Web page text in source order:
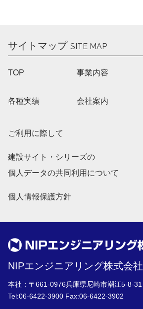
サイトマップ SITE MAP
TOP 事業内容
各種実績 会社案内
ご利用に際して
建設サイト・シリーズの
個人データの共同利用について
個人情報保護方針
NIPエンジニアリング株式会社
本社：〒661-0976兵庫県尼崎市潮江5-8-31
Tel:06-6422-3900 Fax:06-6422-3902